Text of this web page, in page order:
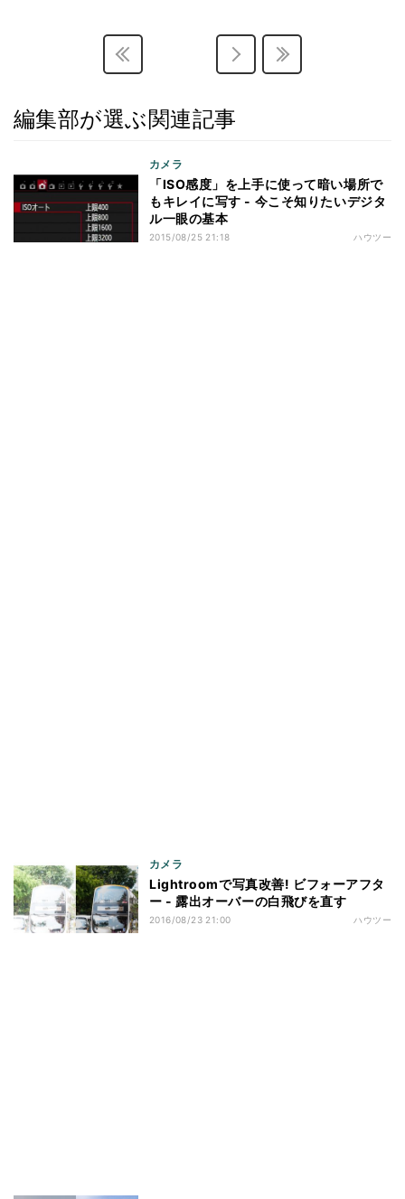
編集部が選ぶ関連記事
カメラ
「ISO感度」を上手に使って暗い場所で
もキレイに写す - 今こそ知りたいデジタ
ル一眼の基本
2015/08/25 21:18 ハウツー
カメラ
Lightroomで写真改善! ビフォーアフタ
ー - 露出オーバーの白飛びを直す
2016/08/23 21:00 ハウツー